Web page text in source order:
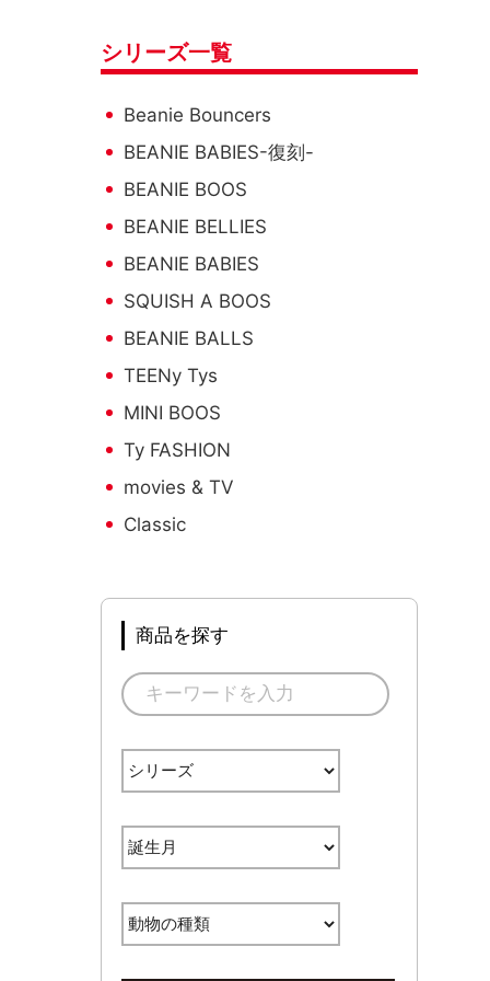
シリーズ一覧
Beanie Bouncers
BEANIE BABIES-復刻-
BEANIE BOOS
BEANIE BELLIES
BEANIE BABIES
SQUISH A BOOS
BEANIE BALLS
TEENy Tys
MINI BOOS
Ty FASHION
movies & TV
Classic
商品を探す